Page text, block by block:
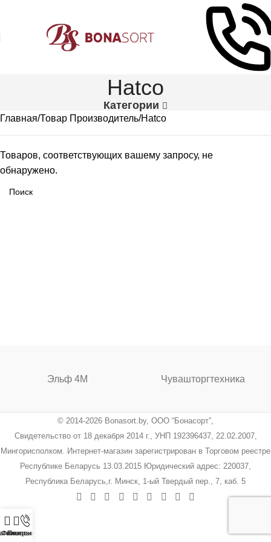
Hatco
Категории
Главная Товар Производитель Hatco
Товаров, соответствующих вашему запросу, не
обнаружено.
Эльф 4М Чувашторгтехника
© 2014-2026 Bonasort.by, ООО “Бонасорт”,
Свидетельство от 18 декабря 2014 г., УНП 192396437, 22.02.2007,
Мингорисполком. Интернет-магазин зарегистрирован в Торговом реестре
Республике Беларусь 13.03.2015 Юридический адрес: 220037,
Республика Беларусь,г. Минск, 1-ый Твердый пер., 7, каб. 5
Фильтры
Позвонить